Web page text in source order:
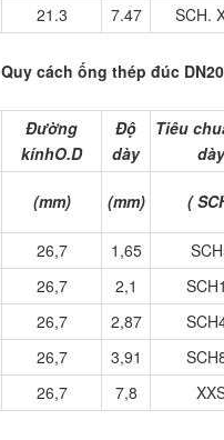
21.3 7.47 SCH.
Quy cách ống thép đúc
Đường
kínhO.D
Độ
dày
Tiêu
dày
(mm) (mm) (
26,7 1,65
26,7 2,1
26,7 2,87
26,7 3,91
26,7 7,8